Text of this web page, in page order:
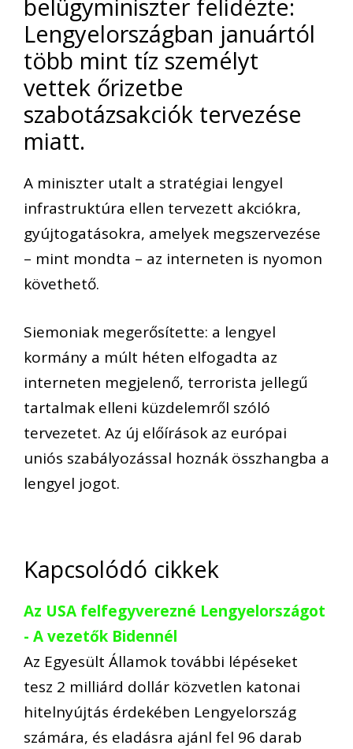
belügyminiszter felidézte:
Lengyelországban januártól
több mint tíz személyt
vettek őrizetbe
szabotázsakciók tervezése
miatt.
A miniszter utalt a stratégiai lengyel
infrastruktúra ellen tervezett akciókra,
gyújtogatásokra, amelyek megszervezése
– mint mondta – az interneten is nyomon
követhető.
Siemoniak megerősítette: a lengyel
kormány a múlt héten elfogadta az
interneten megjelenő, terrorista jellegű
tartalmak elleni küzdelemről szóló
tervezetet. Az új előírások az európai
uniós szabályozással hoznák összhangba a
lengyel jogot.
Kapcsolódó cikkek
Az USA felfegyverezné Lengyelországot
- A vezetők Bidennél
Az Egyesült Államok további lépéseket
tesz 2 milliárd dollár közvetlen katonai
hitelnyújtás érdekében Lengyelország
számára, és eladásra ajánl fel 96 darab